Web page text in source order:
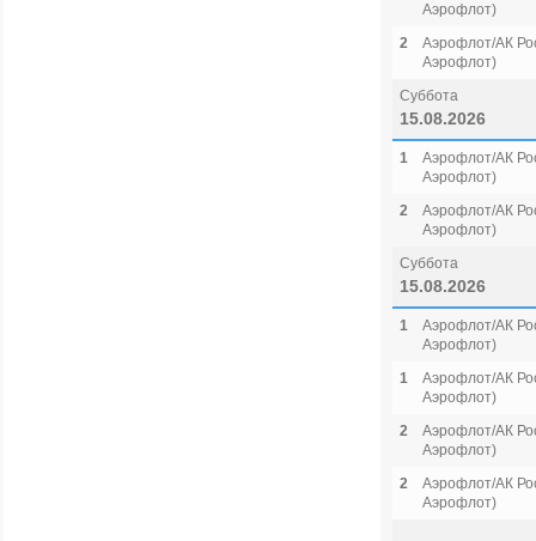
Аэрофлот)
2
Аэрофлот/АК
Аэрофлот)
Суббота
15.08.2026
1
Аэрофлот/АК
Аэрофлот)
2
Аэрофлот/АК
Аэрофлот)
Суббота
15.08.2026
1
Аэрофлот/АК
Аэрофлот)
1
Аэрофлот/АК
Аэрофлот)
2
Аэрофлот/АК
Аэрофлот)
2
Аэрофлот/АК
Аэрофлот)